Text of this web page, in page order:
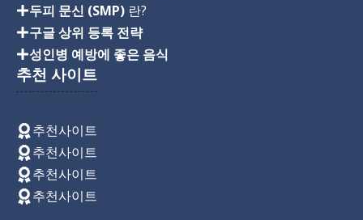
두피 문신 (SMP) 란?
구글 상위 등록 전략
성인병 예방에 좋은 음식
추천 사이트
추천사이트
추천사이트
추천사이트
추천사이트